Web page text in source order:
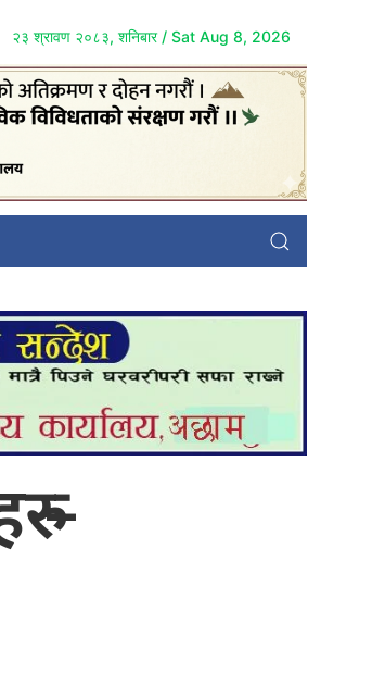
२३ श्रावण २०८३, शनिबार / Sat Aug 8, 2026
–